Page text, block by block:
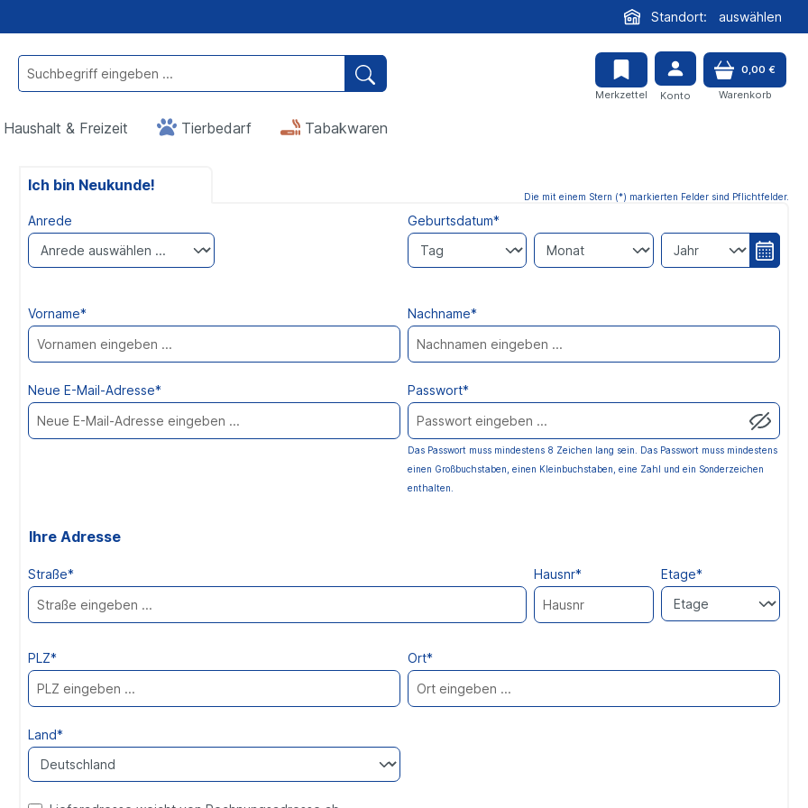
Standort: auswählen
Merkzettel Konto
0,00 €
Warenkorb
Haushalt & Freizeit Tierbedarf Tabakwaren
Ich bin Neukunde!
Die mit einem Stern (*) markierten Felder sind Pflichtfelder.
Anrede Geburtsdatum*
J
e
n
Vorname* Nachname*
Neue E-Mail-Adresse* Passwort*
Das Passwort muss mindestens 8 Zeichen lang sein. Das Passwort muss mindestens
einen Großbuchstaben, einen Kleinbuchstaben, eine Zahl und ein Sonderzeichen
enthalten.
Ihre Adresse
Straße* Hausnr* Etage*
PLZ* Ort*
Land*